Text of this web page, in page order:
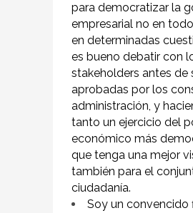
para democratizar la
empresarial no en
en determinadas
es bueno debatir con
stakeholders antes de
aprobadas por los
administración, y
tanto un ejercicio del
económico más
que tenga una mejor
también para el
ciudadanía.
Soy un convencido